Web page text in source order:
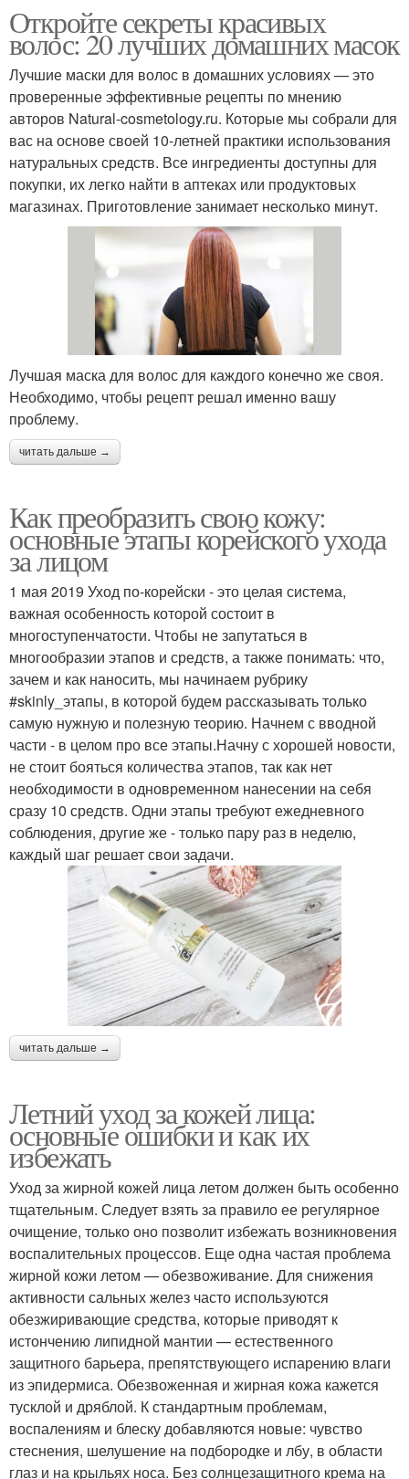
Откройте секреты красивых
волос: 20 лучших домашних масок
Лучшие маски для волос в домашних условиях — это
проверенные эффективные рецепты по мнению
авторов Natural-cosmetology.ru. Которые мы собрали для
вас на основе своей 10-летней практики использования
натуральных средств. Все ингредиенты доступны для
покупки, их легко найти в аптеках или продуктовых
магазинах. Приготовление занимает несколько минут.
Лучшая маска для волос для каждого конечно же своя.
Необходимо, чтобы рецепт решал именно вашу
проблему.
читать дальше →
Как преобразить свою кожу:
основные этапы корейского ухода
за лицом
1 мая 2019 Уход по-корейски - это целая система,
важная особенность которой состоит в
многоступенчатости. Чтобы не запутаться в
многообразии этапов и средств, а также понимать: что,
зачем и как наносить, мы начинаем рубрику
#skinly_этапы, в которой будем рассказывать только
самую нужную и полезную теорию. Начнем с вводной
части - в целом про все этапы.Начну с хорошей новости,
не стоит бояться количества этапов, так как нет
необходимости в одновременном нанесении на себя
сразу 10 средств. Одни этапы требуют ежедневного
соблюдения, другие же - только пару раз в неделю,
каждый шаг решает свои задачи.
читать дальше →
Летний уход за кожей лица:
основные ошибки и как их
избежать
Уход за жирной кожей лица летом должен быть особенно
тщательным. Следует взять за правило ее регулярное
очищение, только оно позволит избежать возникновения
воспалительных процессов. Еще одна частая проблема
жирной кожи летом — обезвоживание. Для снижения
активности сальных желез часто используются
обезжиривающие средства, которые приводят к
истончению липидной мантии — естественного
защитного барьера, препятствующего испарению влаги
из эпидермиса. Обезвоженная и жирная кожа кажется
тусклой и дряблой. К стандартным проблемам,
воспалениям и блеску добавляются новые: чувство
стеснения, шелушение на подбородке и лбу, в области
глаз и на крыльях носа. Без солнцезащитного крема на